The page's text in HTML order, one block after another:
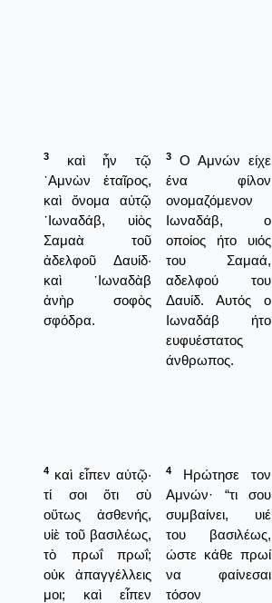
3
καὶ ἦν τῷ
᾿Αμνὼν ἑταῖρος,
καὶ ὄνομα αὐτῷ
᾿Ιωναδάβ, υἱὸς
Σαμαὰ τοῦ
ἀδελφοῦ Δαυίδ·
καὶ ᾿Ιωναδὰβ
ἀνὴρ σοφὸς
σφόδρα.
3
Ο Αμνών είχε
ένα φίλον
ονομαζόμενον
Ιωναδάβ, ο
οποίος ήτο υιός
του Σαμαά,
αδελφού του
Δαυίδ. Αυτός ο
Ιωναδάβ ήτο
ευφυέστατος
άνθρωπος.
4 καὶ εἶπεν αὐτῷ·
τί σοι ὅτι σὺ
οὕτως ἀσθενής,
υἱὲ τοῦ βασιλέως,
τὸ πρωΐ πρωΐ;
οὐκ ἀπαγγέλλεις
μοι; καὶ εἶπεν
4
Ηρώτησε τον
Αμνών· “τι σου
συμβαίνει, υιέ
του βασιλέως,
ώστε κάθε πρωί
να φαίνεσαι
τόσον